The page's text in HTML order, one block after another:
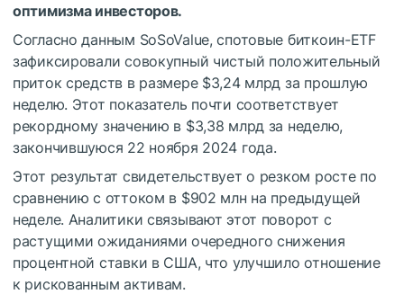
оптимизма инвесторов.
Согласно данным SoSoValue, спотовые биткоин-ETF
зафиксировали совокупный чистый положительный
приток средств в размере $3,24 млрд за прошлую
неделю. Этот показатель почти соответствует
рекордному значению в $3,38 млрд за неделю,
закончившуюся 22 ноября 2024 года.
Этот результат свидетельствует о резком росте по
сравнению с оттоком в $902 млн на предыдущей
неделе. Аналитики связывают этот поворот с
растущими ожиданиями очередного снижения
процентной ставки в США, что улучшило отношение
к рискованным активам.